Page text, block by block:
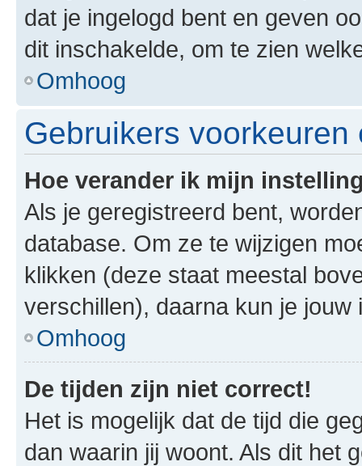
dat je ingelogd bent en geven
dit inschakelde, om te zien
Omhoog
Gebruikers voorkeuren
Hoe verander ik mijn
Als je geregistreerd bent,
database. Om ze te wijzigen
klikken (deze staat meestal
verschillen), daarna kun je jouw
Omhoog
De tijden zijn niet correct!
Het is mogelijk dat de tijd die
dan waarin jij woont. Als dit het